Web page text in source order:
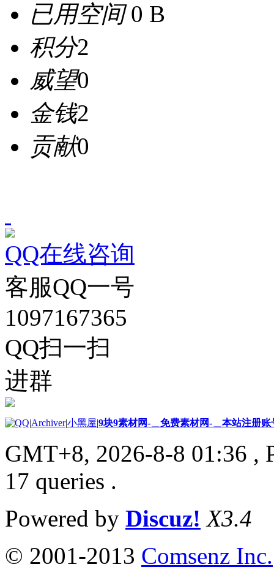
已用空间0 B
积分2
威望0
金钱2
贡献0
QQ在线咨询
客服QQ一号
1097167365
QQ扫一扫
进群
|Archiver|小黑屋|9块9素材网-＿免费素材网-＿本站注册账
GMT+8, 2026-8-8 01:36 ,
17 queries .
Powered by Discuz! X3.4
© 2001-2013 Comsenz Inc.